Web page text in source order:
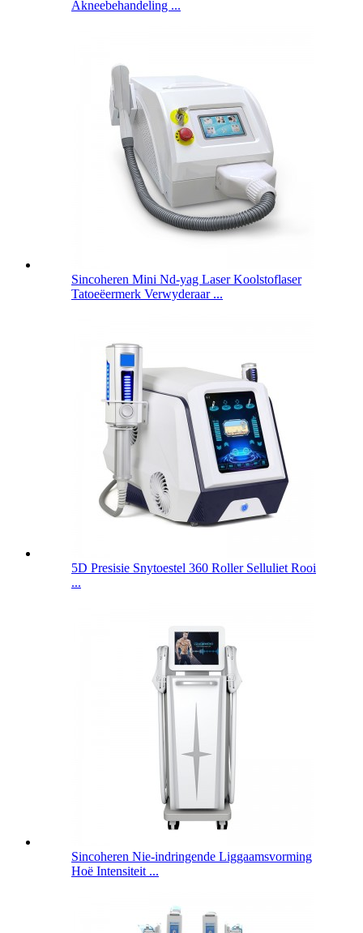
Akneebehandeling ...
Sincoheren Mini Nd-yag Laser Koolstoflaser
Tatoeëermerk Verwyderaar ...
5D Presisie Snytoestel 360 Roller Selluliet Rooi
...
Sincoheren Nie-indringende Liggaamsvorming
Hoë Intensiteit ...